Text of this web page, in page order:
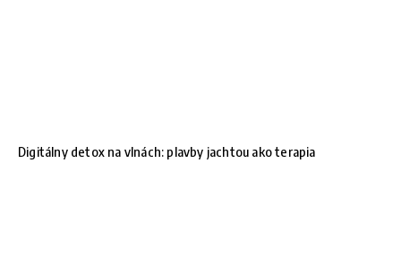
Digitálny detox na vlnách: plavby jachtou ako terapia